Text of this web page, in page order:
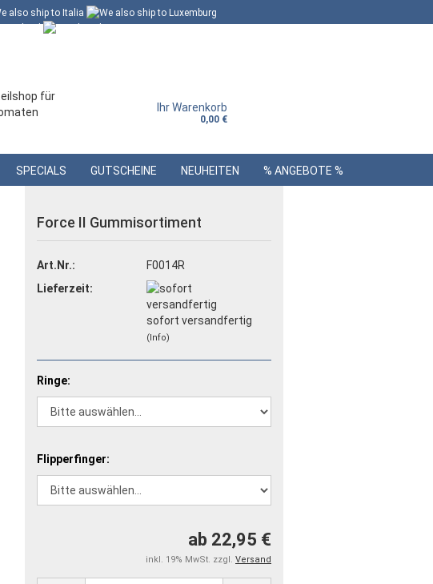
Ihr Warenkorb
0,00 €
SPECIALS GUTSCHEINE NEUHEITEN % ANGEBOTE %
Force II Gummisortiment
Art.Nr.:
F0014R
Lieferzeit:
sofort versandfertig
(Info)
Ringe:
Flipperfinger:
ab 22,95 €
inkl. 19% MwSt. zzgl. Versand